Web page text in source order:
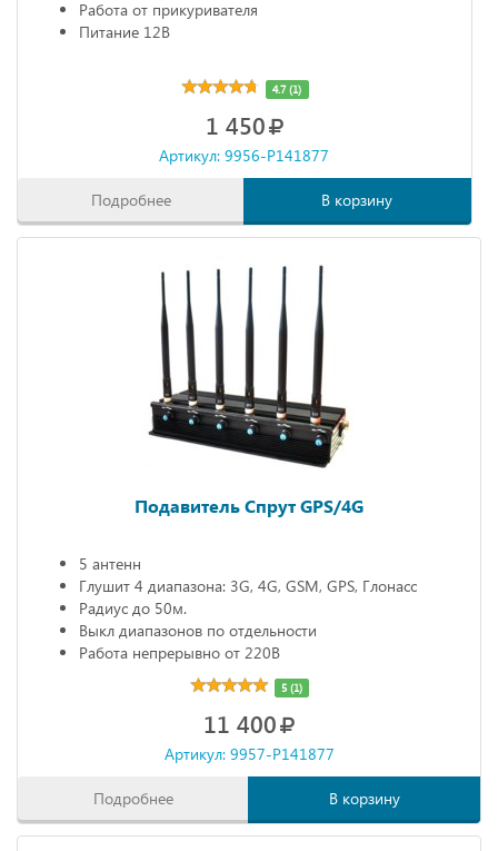
Работа от прикуривателя
Питание 12В
4.7 (1)
1 450
Артикул: 9956-P141877
Подробнее В корзину
Подавитель Спрут GPS/4G
5 антенн
Глушит 4 диапазона: 3G, 4G, GSM, GPS, Глонасс
Радиус до 50м.
Выкл диапазонов по отдельности
Работа непрерывно от 220В
5 (1)
11 400
Артикул: 9957-P141877
Подробнее В корзину